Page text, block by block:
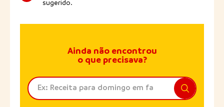
sugerido.
Ainda não encontrou
o que precisava?